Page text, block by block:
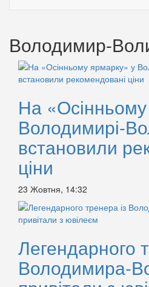
Володимир-
На
Володимирі-
встановили
ціни
23 Жовтня, 14:32
Легендарного
Володимира-